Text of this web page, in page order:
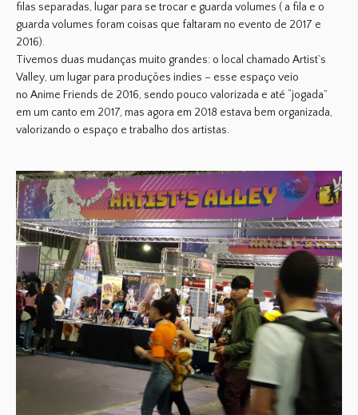
filas separadas, lugar para se trocar e guarda volumes ( a fila e o
guarda volumes foram coisas que faltaram no evento de 2017 e
2016).
Tivemos duas mudanças muito grandes: o local chamado Artist`s
Valley, um lugar para produções indies – esse espaço veio
no Anime Friends de 2016, sendo pouco valorizada e até “jogada”
em um canto em 2017, mas agora em 2018 estava bem organizada,
valorizando o espaço e trabalho dos artistas.